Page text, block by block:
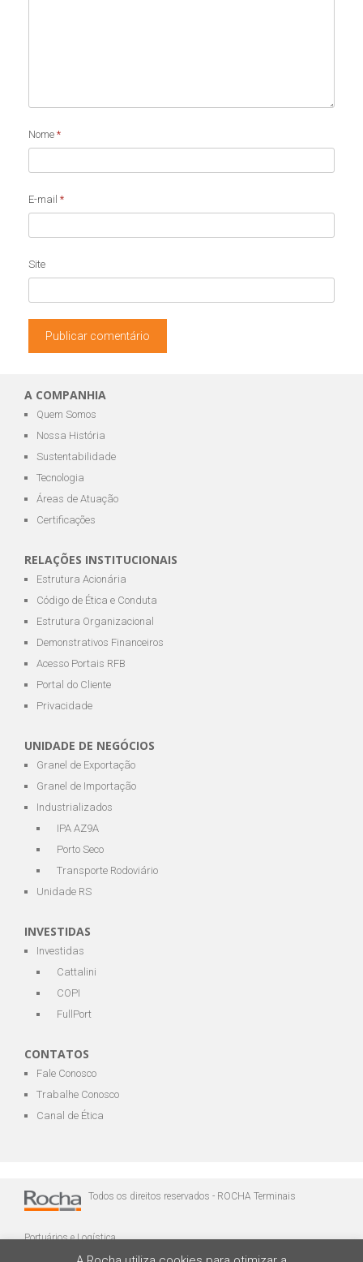
Nome *
E-mail *
Site
A COMPANHIA
Quem Somos
Nossa História
Sustentabilidade
Tecnologia
Áreas de Atuação
Certificações
RELAÇÕES INSTITUCIONAIS
Estrutura Acionária
Código de Ética e Conduta
Estrutura Organizacional
Demonstrativos Financeiros
Acesso Portais RFB
Portal do Cliente
Privacidade
UNIDADE DE NEGÓCIOS
Granel de Exportação
Granel de Importação
Industrializados
IPA AZ9A
Porto Seco
Transporte Rodoviário
Unidade RS
INVESTIDAS
Investidas
Cattalini
COPI
FullPort
CONTATOS
Fale Conosco
Trabalhe Conosco
Canal de Ética
Todos os direitos reservados - ROCHA Terminais
Portuários e Logística